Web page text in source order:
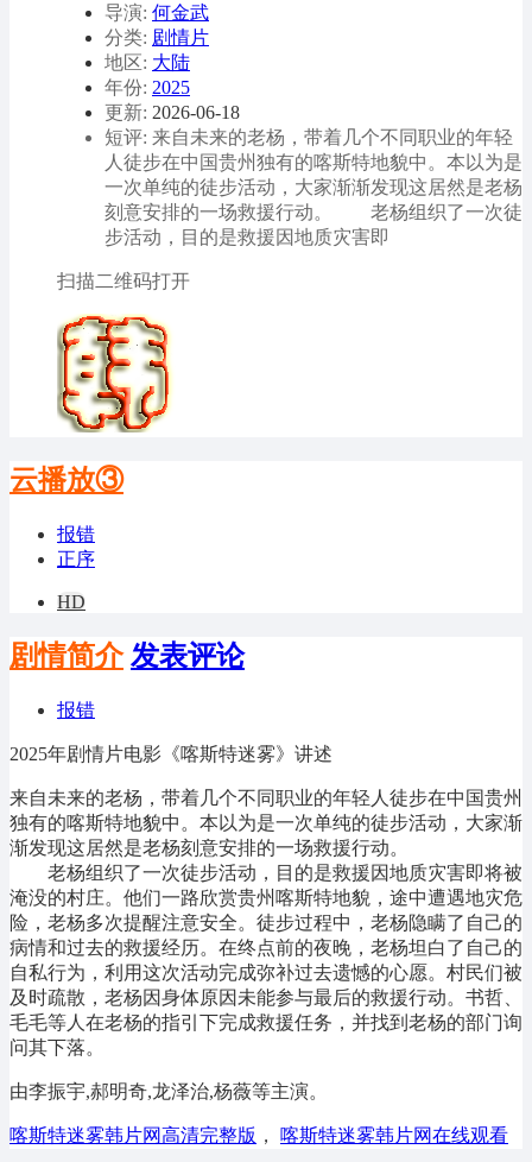
导演: 何金武
分类: 剧情片
地区: 大陆
年份: 2025
更新: 2026-06-18
短评: 来自未来的老杨，带着几个不同职业的年轻
人徒步在中国贵州独有的喀斯特地貌中。本以为是
一次单纯的徒步活动，大家渐渐发现这居然是老杨
刻意安排的一场救援行动。 老杨组织了一次徒
步活动，目的是救援因地质灾害即
扫描二维码打开
云播放③
报错
正序
HD
剧情简介 发表评论
报错
2025年剧情片电影《喀斯特迷雾》讲述
来自未来的老杨，带着几个不同职业的年轻人徒步在中国贵州
独有的喀斯特地貌中。本以为是一次单纯的徒步活动，大家渐
渐发现这居然是老杨刻意安排的一场救援行动。
老杨组织了一次徒步活动，目的是救援因地质灾害即将被
淹没的村庄。他们一路欣赏贵州喀斯特地貌，途中遭遇地灾危
险，老杨多次提醒注意安全。徒步过程中，老杨隐瞒了自己的
病情和过去的救援经历。在终点前的夜晚，老杨坦白了自己的
自私行为，利用这次活动完成弥补过去遗憾的心愿。村民们被
及时疏散，老杨因身体原因未能参与最后的救援行动。书哲、
毛毛等人在老杨的指引下完成救援任务，并找到老杨的部门询
问其下落。
由李振宇,郝明奇,龙泽治,杨薇等主演。
喀斯特迷雾韩片网高清完整版 ， 喀斯特迷雾韩片网在线观看